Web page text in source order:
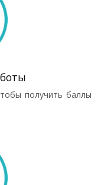
получить баллы